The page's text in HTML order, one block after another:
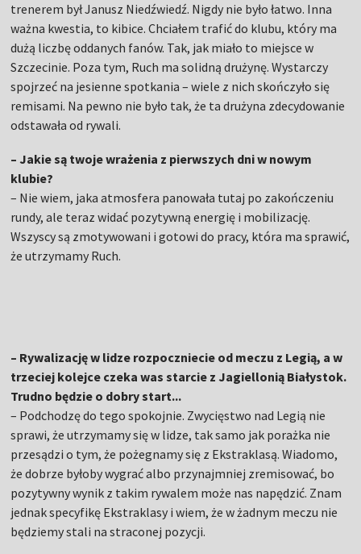
trenerem był Janusz Niedźwiedź. Nigdy nie było łatwo. Inna
ważna kwestia, to kibice. Chciałem trafić do klubu, który ma
dużą liczbę oddanych fanów. Tak, jak miało to miejsce w
Szczecinie. Poza tym, Ruch ma solidną drużynę. Wystarczy
spojrzeć na jesienne spotkania – wiele z nich skończyło się
remisami. Na pewno nie było tak, że ta drużyna zdecydowanie
odstawała od rywali.
– Jakie są twoje wrażenia z pierwszych dni w nowym
klubie?
– Nie wiem, jaka atmosfera panowała tutaj po zakończeniu
rundy, ale teraz widać pozytywną energię i mobilizację.
Wszyscy są zmotywowani i gotowi do pracy, która ma sprawić,
że utrzymamy Ruch.
– Rywalizację w lidze rozpoczniecie od meczu z Legią, a w
trzeciej kolejce czeka was starcie z Jagiellonią Białystok.
Trudno będzie o dobry start...
– Podchodzę do tego spokojnie. Zwycięstwo nad Legią nie
sprawi, że utrzymamy się w lidze, tak samo jak porażka nie
przesądzi o tym, że pożegnamy się z Ekstraklasą. Wiadomo,
że dobrze byłoby wygrać albo przynajmniej zremisować, bo
pozytywny wynik z takim rywalem może nas napędzić. Znam
jednak specyfikę Ekstraklasy i wiem, że w żadnym meczu nie
będziemy stali na straconej pozycji.